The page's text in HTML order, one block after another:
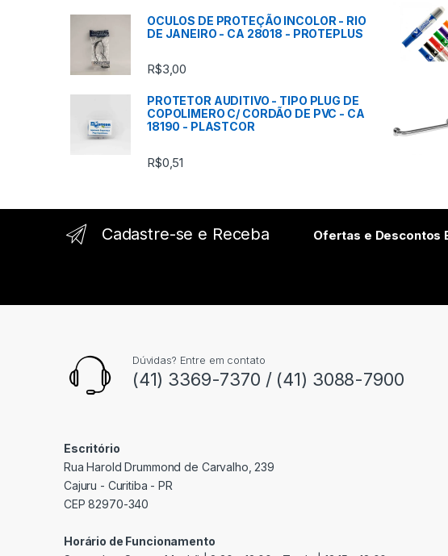
l
OCULOS DE PROTEÇÃO INCOLOR - RIO
DE JANEIRO - CA 28018 - PROTEPLUS
R$3,00
PROTETOR AUDITIVO - TIPO PLUG DE
COPOLIMERO C/ CORDÃO DE PVC - CA
18190 - PLASTCOR
R$0,51
Cadastre-se e Receba Ofertas e Descontos
Dúvidas? Entre em contato
(41) 3369-7370 / (41) 3088-7900
Escritório
Rua Harold Drummond de Carvalho, 239
Cajuru - Curitiba - PR
CEP 82970-340
Horário de Funcionamento